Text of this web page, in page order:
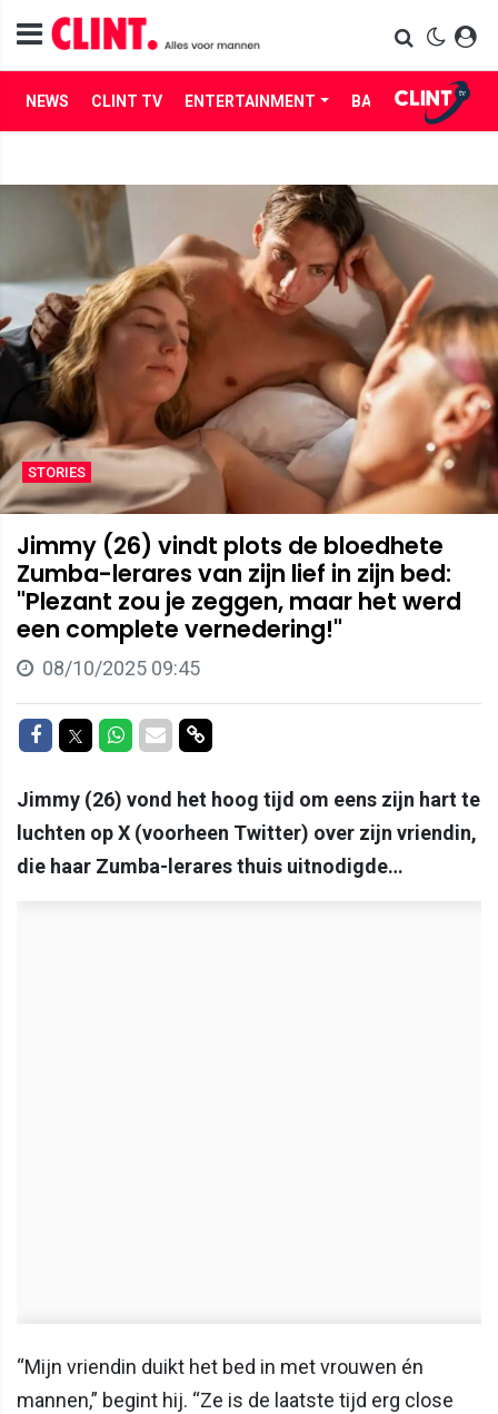
NEWS CLINT TV ENTERTAINMENT BABES LIFE
STORIES
Jimmy (26) vindt plots de bloedhete
Zumba-lerares van zijn lief in zijn bed:
"Plezant zou je zeggen, maar het werd
een complete vernedering!"
08/10/2025 09:45
Delen op Facebook
Delen op Twitter
Delen op Whatsapp
Delen via Mail
Delen via link
Jimmy (26) vond het hoog tijd om eens zijn hart te
luchten op X (voorheen Twitter) over zijn vriendin,
die haar Zumba-lerares thuis uitnodigde…
“Mijn vriendin duikt het bed in met vrouwen én
mannen,” begint hij. “Ze is de laatste tijd erg close